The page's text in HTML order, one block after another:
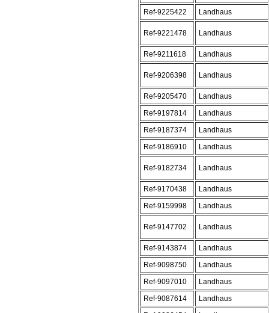
Ref-9225422
Landhaus
Ref-9221478 Landhaus
Ref-9211618 Landhaus
Ref-9206398 Landhaus
Ref-9205470
Landhaus
Ref-9197814
Landhaus
Ref-9187374
Landhaus
Ref-9186910
Landhaus
Ref-9182734 Landhaus
Ref-9170438
Landhaus
Ref-9159998
Landhaus
Ref-9147702 Landhaus
Ref-9143874
Landhaus
Ref-9098750
Landhaus
Ref-9097010
Landhaus
Ref-9087614
Landhaus